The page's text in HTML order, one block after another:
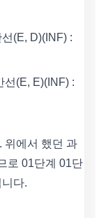
(E, D)(INF) :
선(E, E)(INF) :
위에서 했던 과
로 01단계 01단
다.